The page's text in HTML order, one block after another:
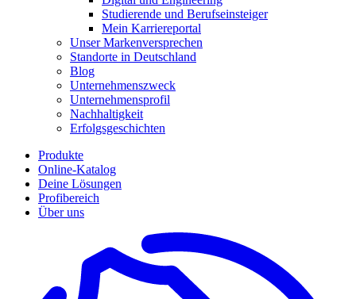
Studierende und Berufseinsteiger
Mein Karriereportal
Unser Markenversprechen
Standorte in Deutschland
Blog
Unternehmenszweck
Unternehmensprofil
Nachhaltigkeit
Erfolgsgeschichten
Produkte
Online-Katalog
Deine Lösungen
Profibereich
Über uns